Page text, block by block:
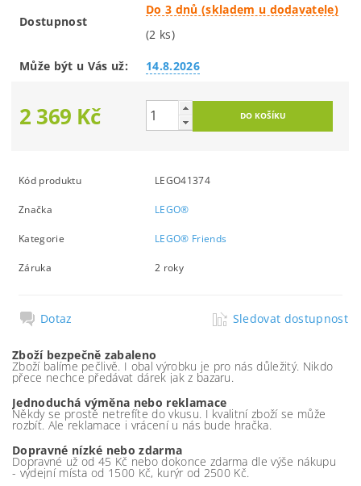
Dostupnost
Do 3 dnů (skladem u dodavatele)
(2 ks)
Může být u Vás už: 14.8.2026
2 369 Kč
Kód produktu LEGO41374
Značka LEGO®
Kategorie LEGO® Friends
Záruka 2 roky
Dotaz Sledovat dostupnost
Zboží bezpečně zabaleno
Zboží balíme pečlivě. I obal výrobku je pro nás důležitý. Nikdo
přece nechce předávat dárek jak z bazaru.
Jednoduchá výměna nebo reklamace
Někdy se prostě netrefíte do vkusu. I kvalitní zboží se může
rozbít. Ale reklamace i vrácení u nás bude hračka.
Dopravné nízké nebo zdarma
Dopravné už od 45 Kč nebo dokonce zdarma dle výše nákupu
- výdejní místa od 1500 Kč, kurýr od 2500 Kč.